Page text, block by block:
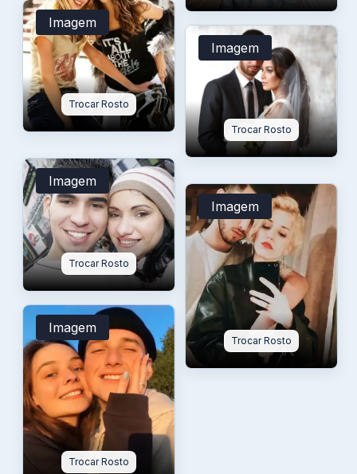
Imagem
Trocar Rosto
Imagem
Trocar Rosto
Imagem
Trocar Rosto
Imagem
Trocar Rosto
Imagem
Trocar Rosto